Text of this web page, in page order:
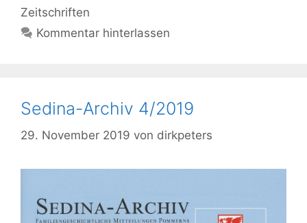
Zeitschriften
Kommentar hinterlassen
Sedina-Archiv 4/2019
29. November 2019 von dirkpeters